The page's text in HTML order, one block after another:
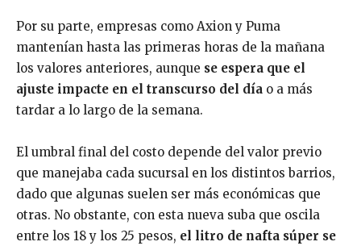
Por su parte, empresas como Axion y Puma
mantenían hasta las primeras horas de la mañana
los valores anteriores, aunque se espera que el
ajuste impacte en el transcurso del día o a más
tardar a lo largo de la semana.
El umbral final del costo depende del valor previo
que manejaba cada sucursal en los distintos barrios,
dado que algunas suelen ser más económicas que
otras. No obstante, con esta nueva suba que oscila
entre los 18 y los 25 pesos, el litro de nafta súper se